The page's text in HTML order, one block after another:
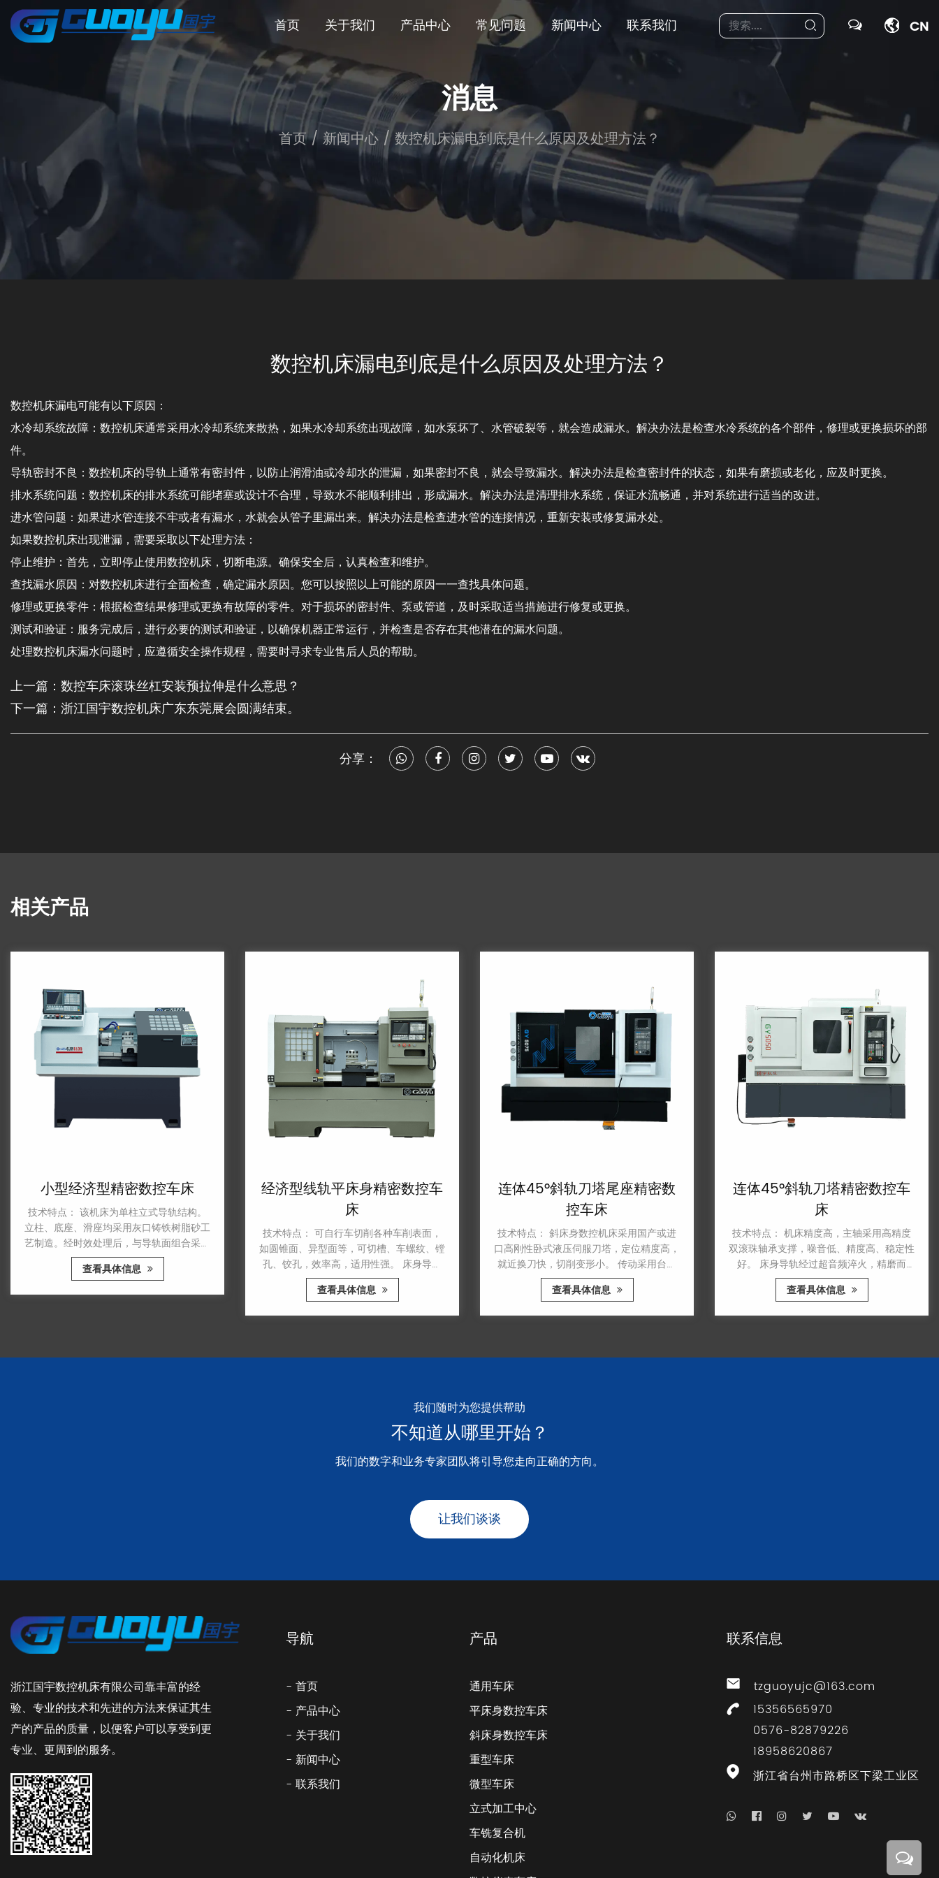
首页 关于我们 产品中心 常见问题 新闻中心 联系我们 CN
消息
首页/新闻中心 /数控机床漏电到底是什么原因及处理方法？
数控机床漏电到底是什么原因及处理方法？
数控机床漏电可能有以下原因：
水冷却系统故障：数控机床通常采用水冷却系统来散热，如果水冷却系统出现故障，如水泵坏了、水管破裂等，就会造成漏水。解决办法是检查水冷系统的各个部件，修理或更换损坏的部
件。
导轨密封不良：数控机床的导轨上通常有密封件，以防止润滑油或冷却水的泄漏，如果密封不良，就会导致漏水。解决办法是检查密封件的状态，如果有磨损或老化，应及时更换。
排水系统问题：数控机床的排水系统可能堵塞或设计不合理，导致水不能顺利排出，形成漏水。解决办法是清理排水系统，保证水流畅通，并对系统进行适当的改进。
进水管问题：如果进水管连接不牢或者有漏水，水就会从管子里漏出来。解决办法是检查进水管的连接情况，重新安装或修复漏水处。
如果数控机床出现泄漏，需要采取以下处理方法：
停止维护：首先，立即停止使用数控机床，切断电源。确保安全后，认真检查和维护。
查找漏水原因：对数控机床进行全面检查，确定漏水原因。您可以按照以上可能的原因一一查找具体问题。
修理或更换零件：根据检查结果修理或更换有故障的零件。对于损坏的密封件、泵或管道，及时采取适当措施进行修复或更换。
测试和验证：服务完成后，进行必要的测试和验证，以确保机器正常运行，并检查是否存在其他潜在的漏水问题。
处理数控机床漏水问题时，应遵循安全操作规程，需要时寻求专业售后人员的帮助。
上一篇：数控车床滚珠丝杠安装预拉伸是什么意思？
下一篇：浙江国宇数控机床广东东莞展会圆满结束。
分享：
相关产品
小型经济型精密数控车床
技术特点： 该机床为单柱立式导轨结构。
立柱、底座、滑座均采用灰口铸铁树脂砂工
艺制造。经时效处理后，与导轨面组合采用
45滚柱直线导轨。具有承载能力大、精度
稳定性好、结构设计合理、加工装配技术优
查看具体信息
经济型线轨平床身精密数控车
技术特点： 可自行车切削各种车削表面，
如圆锥面、异型面等，可切槽、车螺纹、镗
孔、铰孔，效率高，适用性强。 床身导轨
经过超音频淬火，精磨而成，硬度高，刚性
好。床头、导轨、床身、拖板加厚尺寸，增
大功率强力冷却泵，大大提高了零件的切削
查看具体信息
连体45°斜轨刀塔尾座精密数
控车床
技术特点： 斜床身数控机床采用国产或进
口高刚性卧式液压伺服刀塔，定位精度高，
就近换刀快，切削变形小。 传动采用台湾
进口直线滚动导轨，满足高速、高效的要
求，减少摩擦阻力和温升变形，提高加工精
热变形，从而保持主轴轴线的相对稳定性当
查看具体信息
连体45°斜轨刀塔精密数控车
技术特点： 机床精度高，主轴采用高精度
双滚珠轴承支撑，噪音低、精度高、稳定性
好。 床身导轨经过超音频淬火，精磨而
成，硬度高，刚性好。 数控系统采用广数
数控伺服系统，由交流伺服电机驱动。
查看具体信息
我们随时为您提供帮助
不知道从哪里开始？
我们的数字和业务专家团队将引导您走向正确的方向。
让我们谈谈
浙江国宇数控机床有限公司靠丰富的经
验、专业的技术和先进的方法来保证其生
产的产品的质量，以便客户可以享受到更
专业、更周到的服务。
导航
- 首页
- 产品中心
- 关于我们
- 新闻中心
- 联系我们
产品
通用车床
平床身数控车床
斜床身数控车床
重型车床
微型车床
立式加工中心
车铣复合机
自动化机床
联系信息
tzguoyujc@163.com
15356565970
0576-82879226
18958620867
浙江省台州市路桥区下梁工业区